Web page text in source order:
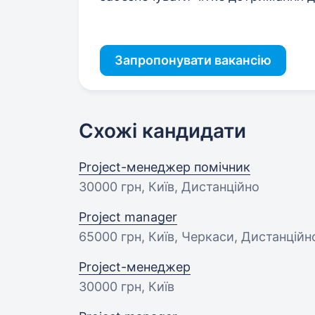
Запропонувати вакансію
Схожі кандидати
Project-менеджер помічник
30000 грн, Київ, Дистанційно
Project manager
65000 грн, Київ, Черкаси,
Project-менеджер
30000 грн, Київ